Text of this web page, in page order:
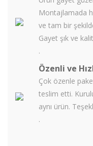
Montajlamada
ve tam bir
Gayet şık ve
.
Özenli ve
Çok özenle
teslim etti.
aynı ürün.
.